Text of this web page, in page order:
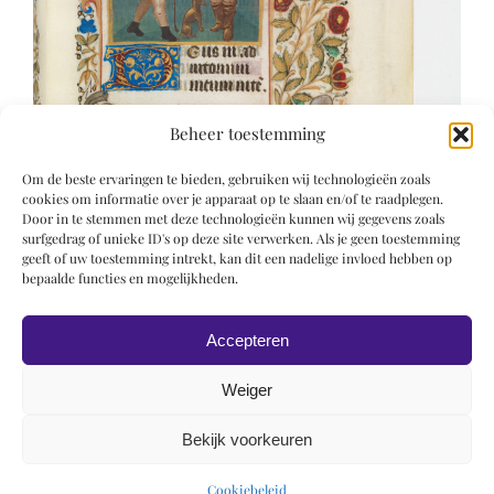
Beheer toestemming
Om de beste ervaringen te bieden, gebruiken wij technologieën zoals
cookies om informatie over je apparaat op te slaan en/of te raadplegen.
Door in te stemmen met deze technologieën kunnen wij gegevens zoals
surfgedrag of unieke ID's op deze site verwerken. Als je geen toestemming
geeft of uw toestemming intrekt, kan dit een nadelige invloed hebben op
bepaalde functies en mogelijkheden.
Accepteren
Weiger
Bekijk voorkeuren
Cookiebeleid
© 2019 Roel Wiechers | Powered by